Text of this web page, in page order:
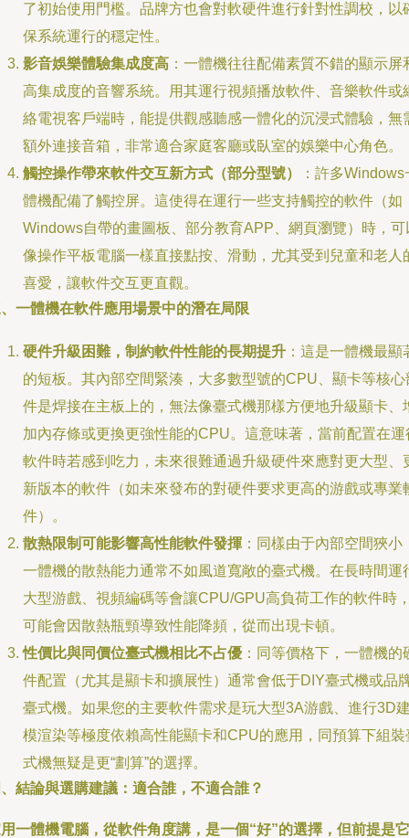
了初始使用門檻。品牌方也會對軟硬件進行針對性調校，以
保系統運行的穩定性。
影音娛樂體驗集成度高 ：一體機往往配備素質不錯的顯示屏
高集成度的音響系統。用其運行視頻播放軟件、音樂軟件或
絡電視客戶端時，能提供觀感聽感一體化的沉浸式體驗，無
額外連接音箱，非常適合家庭客廳或臥室的娛樂中心角色。
觸控操作帶來軟件交互新方式（部分型號）
：許多Windows
體機配備了觸控屏。這使得在運行一些支持觸控的軟件（如
Windows自帶的畫圖板、部分教育APP、網頁瀏覽）時，可
像操作平板電腦一樣直接點按、滑動，尤其受到兒童和老人
喜愛，讓軟件交互更直觀。
一體機在軟件應用場景中的潛在局限
硬件升級困難，制約軟件性能的長期提升 ：這是一體機最顯
的短板。其內部空間緊湊，大多數型號的CPU、顯卡等核心
件是焊接在主板上的，無法像臺式機那樣方便地升級顯卡、
加內存條或更換更強性能的CPU。這意味著，當前配置在運
軟件時若感到吃力，未來很難通過升級硬件來應對更大型、
新版本的軟件（如未來發布的對硬件要求更高的游戲或專業
件）。
散熱限制可能影響高性能軟件發揮 ：同樣由于內部空間狹小
一體機的散熱能力通常不如風道寬敞的臺式機。在長時間運
大型游戲、視頻編碼等會讓CPU/GPU高負荷工作的軟件時
可能會因散熱瓶頸導致性能降頻，從而出現卡頓。
性價比與同價位臺式機相比不占優 ：同等價格下，一體機的
件配置（尤其是顯卡和擴展性）通常會低于DIY臺式機或品
臺式機。如果您的主要軟件需求是玩大型3A游戲、進行3D
模渲染等極度依賴高性能顯卡和CPU的應用，同預算下組裝
式機無疑是更“劃算”的選擇。
結論與選購建議：適合誰，不適合誰？
一體機電腦，從軟件角度講，是一個“好”的選擇，但前提是它